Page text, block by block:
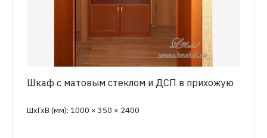
Шкаф с матовым стеклом и ДСП в прихожую
ШхГхВ (мм): 1000 × 350 × 2400